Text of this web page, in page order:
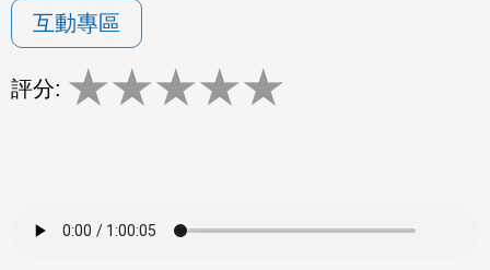
互動專區
評分: ★★★★★